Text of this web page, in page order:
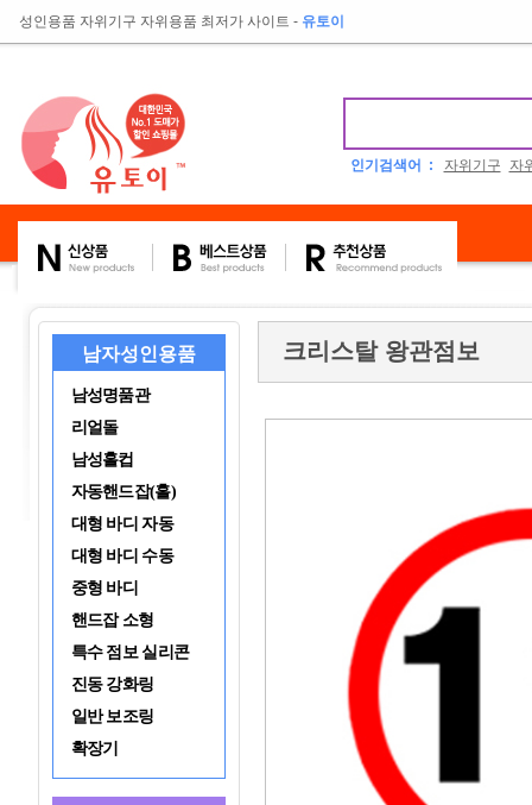
성인용품 자위기구 자위용품 최저가 사이트 - 유토이
인기검색어 : 자위기구 자
남자성인용품
남성명품관
리얼돌
남성홀컵
자동핸드잡(홀)
대형 바디 자동
대형 바디 수동
중형 바디
핸드잡 소형
특수 점보 실리콘
진동 강화링
일반 보조링
확장기
크리스탈 왕관점보